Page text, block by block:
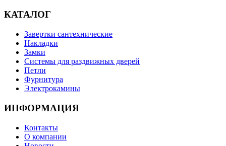
КАТАЛОГ
Завертки сантехнические
Накладки
Замки
Системы для раздвижных дверей
Петли
Фурнитура
Электрокамины
ИНФОРМАЦИЯ
Контакты
О компании